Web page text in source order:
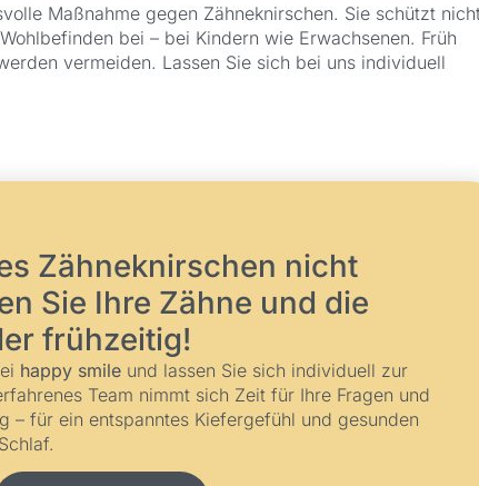
Maßnahme gegen Zähneknirschen. Sie schützt
bei – bei Kindern wie Erwachsenen. Früh
vermeiden. Lassen Sie sich bei uns individuell
Zähneknirschen nicht
Sie Ihre Zähne und die
frühzeitig!
happy smile und lassen Sie sich individuell zur
Team nimmt sich Zeit für Ihre Fragen und
– für ein entspanntes Kiefergefühl und gesunden
Schlaf.